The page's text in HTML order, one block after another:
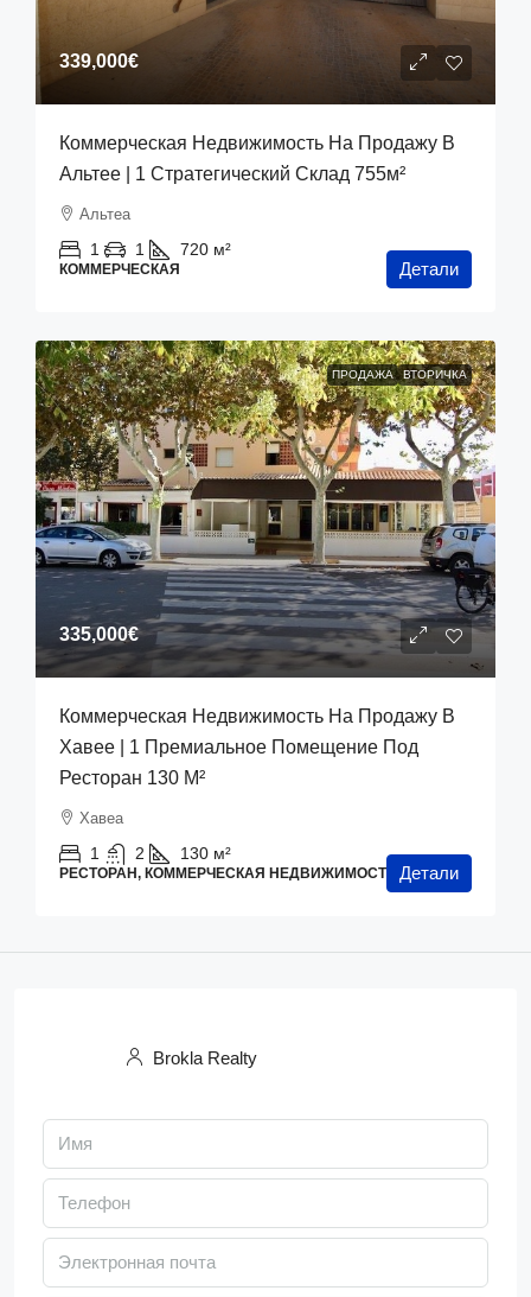
339,000€
Коммерческая Недвижимость На Продажу В
Альтее | 1 Стратегический Склад 755м²
Альтеа
1 1 720 м²
КОММЕРЧЕСКАЯ Детали
ПРОДАЖА ВТОРИЧКА
335,000€
Коммерческая Недвижимость На Продажу В
Хавее | 1 Премиальное Помещение Под
Ресторан 130 М²
Хавеа
1 2 130 м²
РЕСТОРАН, КОММЕРЧЕСКАЯ НЕДВИЖИМОСТЬ Детали
Brokla Realty